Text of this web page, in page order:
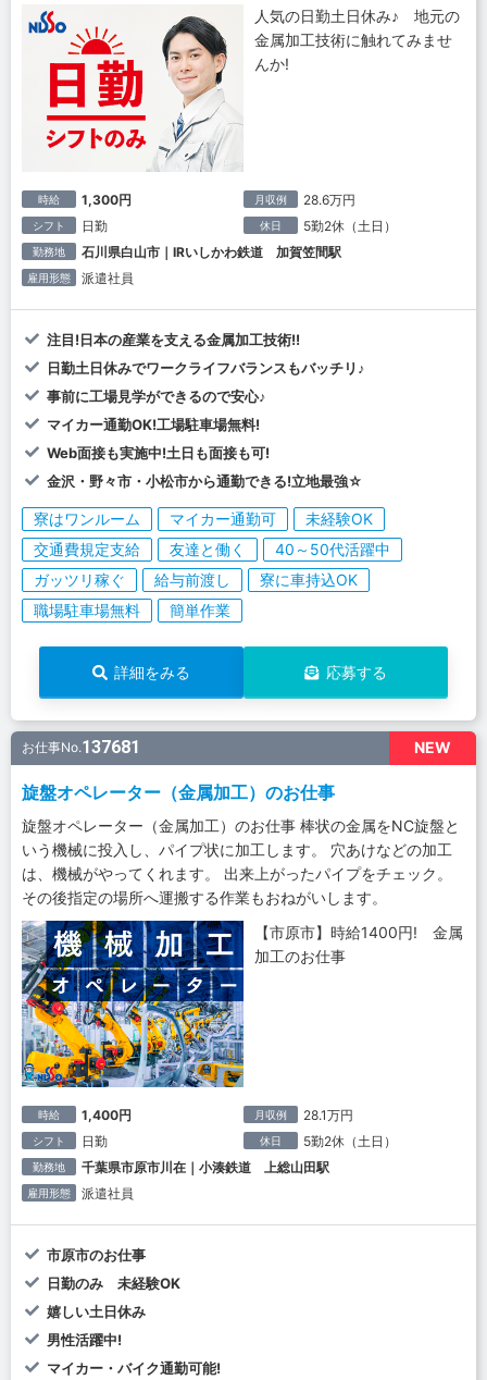
人気の日勤土日休み♪ 地元の
金属加工技術に触れてみませ
んか!
時給 1,300円 月収例 28.6万円
シフト 日勤 休日 5勤2休（土日）
勤務地 石川県白山市｜IRいしかわ鉄道 加賀笠間駅
雇用形態 派遣社員
注目!日本の産業を支える金属加工技術!!
日勤土日休みでワークライフバランスもバッチリ♪
事前に工場見学ができるので安心♪
マイカー通勤OK!工場駐車場無料!
Web面接も実施中!土日も面接も可!
金沢・野々市・小松市から通勤できる!立地最強☆
寮はワンルーム マイカー通勤可
未経験OK
交通費規定支給
友達と働く
40～50代活躍中
ガッツリ稼ぐ
給与前渡し
寮に車持込OK
職場駐車場無料
簡単作業
詳細をみる 応募する
NEW
お仕事No.137681
旋盤オペレーター（金属加工）のお仕事
旋盤オペレーター（金属加工）のお仕事 棒状の金属をNC旋盤と
いう機械に投入し、パイプ状に加工します。 穴あけなどの加工
は、機械がやってくれます。 出来上がったパイプをチェック。
その後指定の場所へ運搬する作業もおねがいします。
【市原市】時給1400円! 金属
加工のお仕事
時給 1,400円 月収例 28.1万円
シフト 日勤 休日 5勤2休（土日）
勤務地 千葉県市原市川在｜小湊鉄道 上総山田駅
雇用形態 派遣社員
市原市のお仕事
日勤のみ 未経験OK
嬉しい土日休み
男性活躍中!
マイカー・バイク通勤可能!